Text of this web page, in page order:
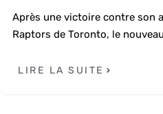
Après une victoire contre son
Raptors de Toronto, le
LIRE LA SUITE